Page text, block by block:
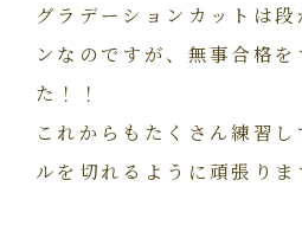
グラデーションカットは段
ンなのですが、無事合格
た！！
これからもたくさん練習
ルを切れるように頑張り